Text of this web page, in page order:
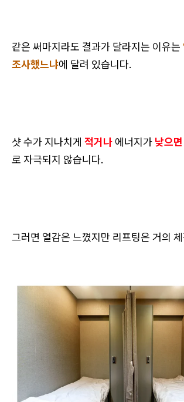
같은 써마지라도 결과가 달라지는 이유는
조사했느냐에 달려 있습니다.
샷 수가 지나치게 적거나 에너지가 낮으면
로 자극되지 않습니다.
그러면 열감은 느꼈지만 리프팅은 거의